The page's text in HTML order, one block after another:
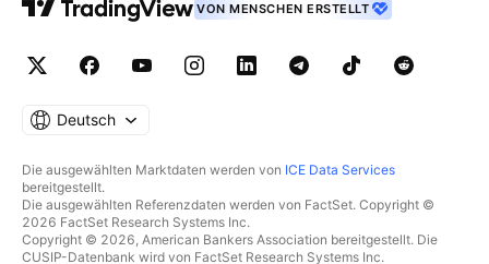
VON MENSCHEN ERSTELLT
Deutsch
Die ausgewählten Marktdaten werden von ICE Data Services
bereitgestellt.
Die ausgewählten Referenzdaten werden von FactSet. Copyright ©
2026 FactSet Research Systems Inc.
Copyright © 2026, American Bankers Association bereitgestellt. Die
CUSIP-Datenbank wird von FactSet Research Systems Inc.